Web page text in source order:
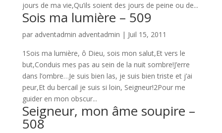
jours de ma vie,Qu’ils soient des jours de peine ou de...
Sois ma lumière – 509
par adventadmin adventadmin | Juil 15, 2011
1Sois ma lumière, ô Dieu, sois mon salut,Et vers le
but,Conduis mes pas au sein de la nuit sombre!J’erre
dans l’ombre…Je suis bien las, je suis bien triste et j’ai
peur,Et du bercail je suis si loin, Seigneur!2Pour me
guider en mon obscur...
Seigneur, mon âme soupire –
508